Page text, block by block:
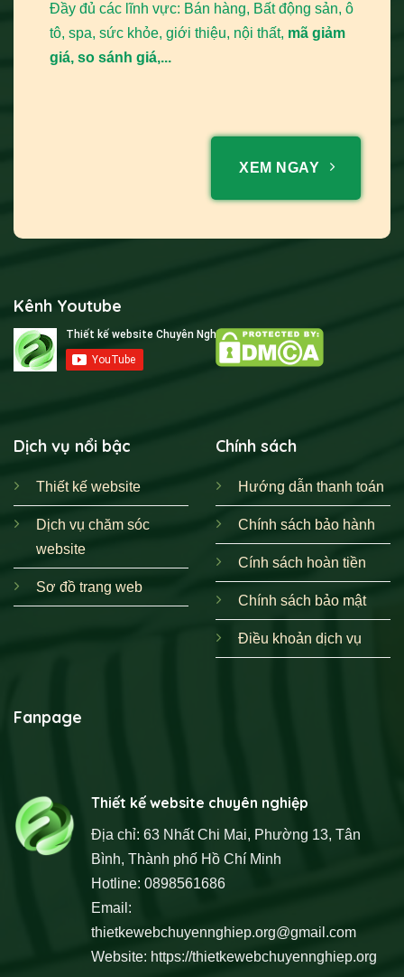
Đầy đủ các lĩnh vực: Bán hàng, Bất động sản, ô
tô, spa, sức khỏe, giới thiệu, nội thất, mã giảm
giá, so sánh giá,...
XEM NGAY
Kênh Youtube
Dịch vụ nổi bậc
Thiết kế website
Dịch vụ chăm sóc
website
Sơ đồ trang web
Chính sách
Hướng dẫn thanh toán
Chính sách bảo hành
Cính sách hoàn tiền
Chính sách bảo mật
Điều khoản dịch vụ
Fanpage
Thiết kế website chuyên nghiệp
Địa chỉ: 63 Nhất Chi Mai, Phường 13, Tân
Bình, Thành phố Hồ Chí Minh
Hotline: 0898561686
Email:
thietkewebchuyennghiep.org@gmail.com
Website: https://thietkewebchuyennghiep.org